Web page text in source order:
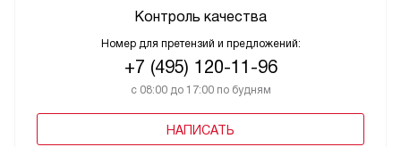
Контроль качества
Номер для претензий и предложений:
+7 (495) 120-11-96
с 08:00 до 17:00 по будням
НАПИСАТЬ